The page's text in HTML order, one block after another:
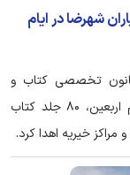
شهرضا در ایام
تخصصی کتاب و
کتاب‌خوانی رضوی این شهرستان هم‌زمان با ایام اربعین، ۸۰ جلد کتاب